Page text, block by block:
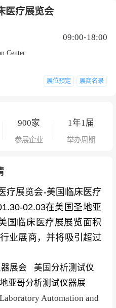
医疗展览会
09:00-18:00
Center
展位预定 展商名录
900家
参展企业
1年1届
举办周期
疗展览会-美国临床医疗
02.03在美国圣地亚
国临床医疗展展览面积
业展商，并将吸引超过
展会
美国分析测试仪
亚哥分析测试仪器展
Automation and